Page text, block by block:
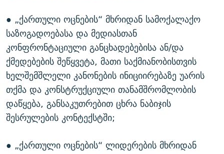
● „ქართული ოცნების“ მხრიდან სამოქალაქო
საზოგადოებასა და მედიასთან
კონფრონტაციული განცხადებებისა ან/და
ქმედებების შეწყვეტა, მათი საქმიანობისთვის
ხელშემშლელი კანონების ინიციირებაზე უარის
თქმა და კონსტრუქციული თანამშრომლობის
დაწყება, განსაკუთრებით ცხრა ნაბიჯის
შესრულების კონტექსტში;
● „ქართული ოცნების“ ლიდერების მხრიდან